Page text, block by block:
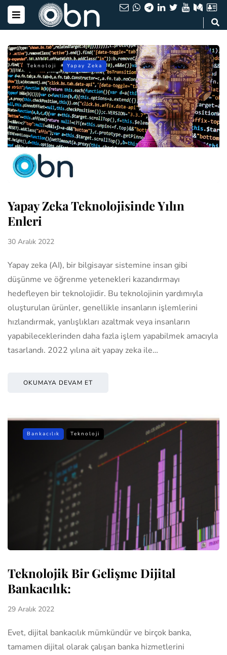
Teknoloji Yapay Zeka
Yapay Zeka Teknolojisinde Yılın
Enleri
30 Aralık 2022
Yapay zeka (AI), bir bilgisayar sistemine insan gibi
düşünme ve öğrenme yetenekleri kazandırmayı
hedefleyen bir teknolojidir. Bu teknolojinin yardımıyla
oluşturulan ürünler, genellikle insanların işlemlerini
hızlandırmak, yanlışlıkları azaltmak veya insanların
yapabileceklerinden daha fazla işlem yapabilmek amacıyla
tasarlandı. 2022 yılına ait yapay zeka ile…
OKUMAYA DEVAM ET
Bankacılık Teknoloji
Teknolojik Bir Gelişme Dijital
Bankacılık:
29 Aralık 2022
Evet, dijital bankacılık mümkündür ve birçok banka,
tamamen dijital olarak çalışan banka hizmetlerini